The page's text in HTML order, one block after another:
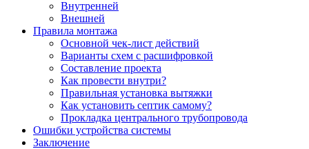
Внутренней
Внешней
Правила монтажа
Основной чек-лист действий
Варианты схем с расшифровкой
Составление проекта
Как провести внутри?
Правильная установка вытяжки
Как установить септик самому?
Прокладка центрального трубопровода
Ошибки устройства системы
Заключение